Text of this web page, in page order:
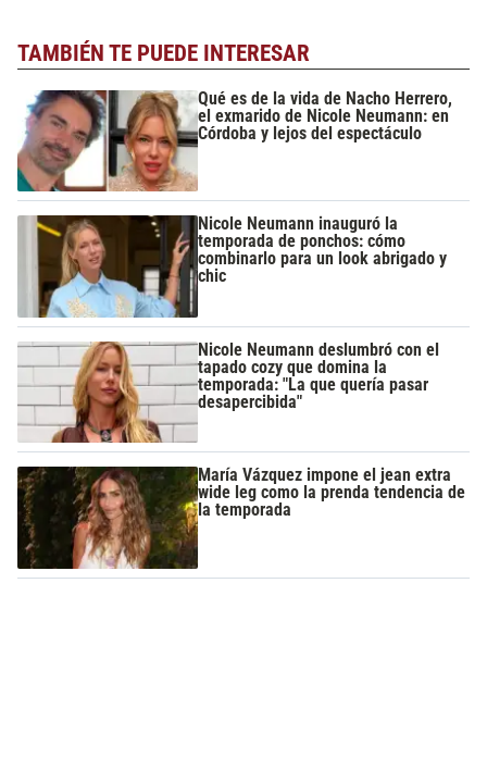
TAMBIÉN TE PUEDE INTERESAR
Qué es de la vida de Nacho Herrero,
el exmarido de Nicole Neumann: en
Córdoba y lejos del espectáculo
Nicole Neumann inauguró la
temporada de ponchos: cómo
combinarlo para un look abrigado y
chic
Nicole Neumann deslumbró con el
tapado cozy que domina la
temporada: "La que quería pasar
desapercibida"
María Vázquez impone el jean extra
wide leg como la prenda tendencia de
la temporada